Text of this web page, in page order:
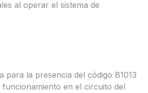
al operar el sistema de
para la presencia del código B1013
en el circuito del